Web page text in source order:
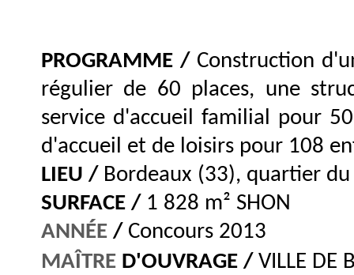
PROGRAMME / Construction
régulier de 60 places, une
service d'accueil familial pour
d'accueil et de loisirs pour 108
LIEU / Bordeaux (33), quartier du
SURFACE / 1 828 m² SHON
ANNÉE / Concours 2013
MAÎTRE D'OUVRAGE / VILLE DE